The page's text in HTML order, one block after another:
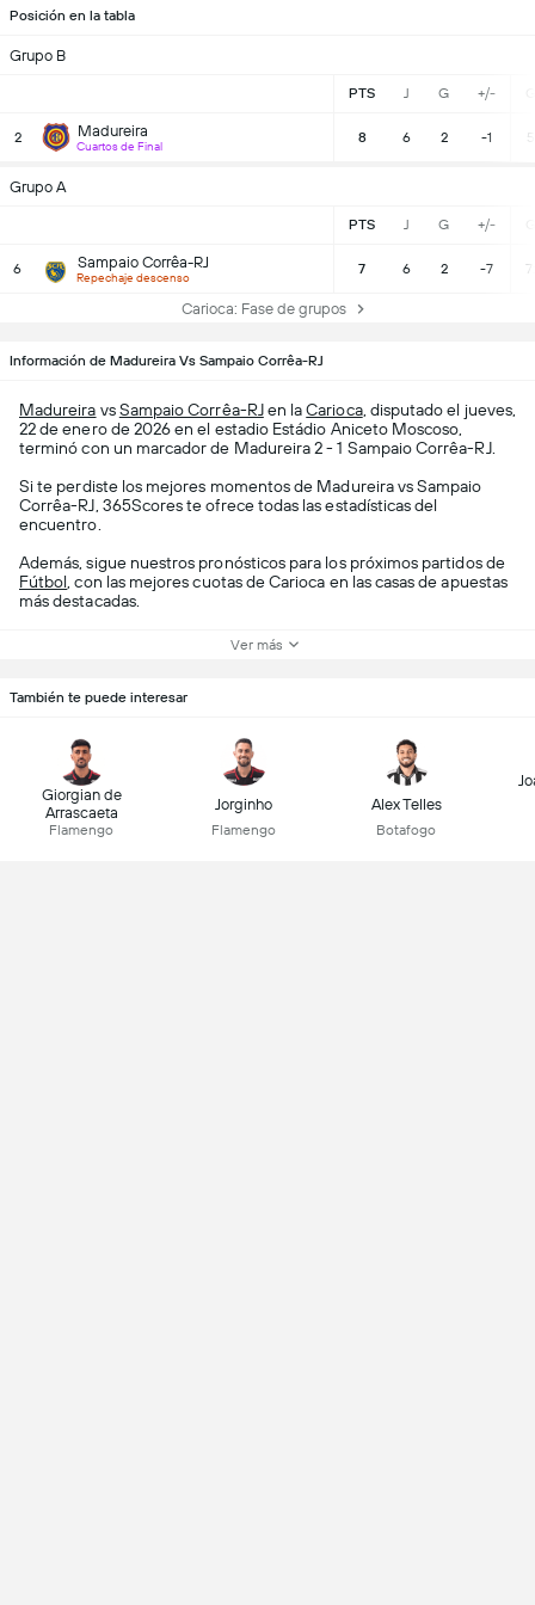
Posición en la tabla
Grupo B
PTS J G +/-
2 Madureira
Cuartos de Final
8 6 2 -1
Grupo A
PTS J G +/-
6 Sampaio Corrêa-RJ
Repechaje descenso
7 6 2 -7
Carioca: Fase de grupos
Información de Madureira Vs Sampaio Corrêa-RJ
Madureira vsSampaio Corrêa-RJen laCarioca, disputado el jueves,
22 de enero de 2026 en el estadio Estádio Aniceto Moscoso,
terminó con un marcador de Madureira 2 - 1 Sampaio Corrêa-RJ.
Si te perdiste los mejores momentos de Madureira vs Sampaio
Corrêa-RJ, 365Scores te ofrece todas las estadísticas del
encuentro.
Además, sigue nuestros pronósticos para los próximos partidos de
Fútbol , con las mejores cuotas de Carioca en las casas de apuestas
más destacadas.
Ver más
También te puede interesar
Giorgian de
Arrascaeta
Flamengo
Jorginho
Flamengo
Alex Telles
Botafogo